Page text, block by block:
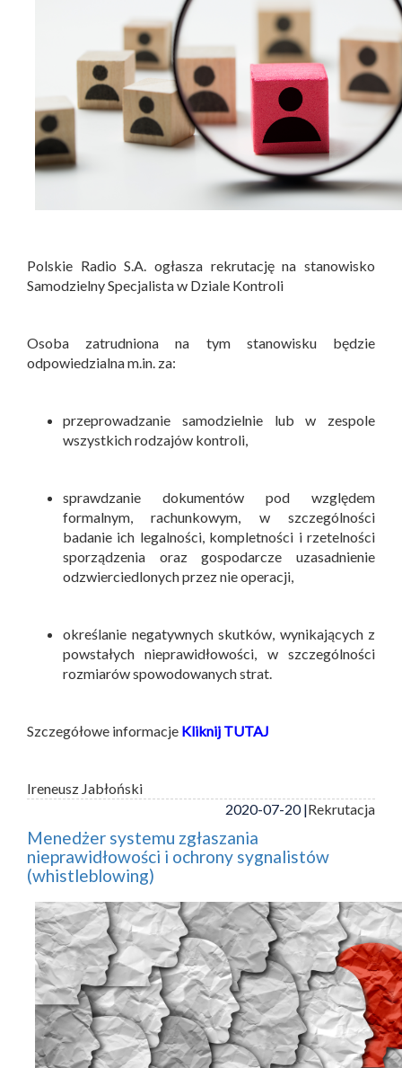
Polskie Radio S.A. ogłasza rekrutację na stanowisko
Samodzielny Specjalista w Dziale Kontroli
Osoba zatrudniona na tym stanowisku będzie
odpowiedzialna m.in. za:
przeprowadzanie samodzielnie lub w zespole
wszystkich rodzajów kontroli,
sprawdzanie dokumentów pod względem
formalnym, rachunkowym, w szczególności
badanie ich legalności, kompletności i rzetelności
sporządzenia oraz gospodarcze uzasadnienie
odzwierciedlonych przez nie operacji,
określanie negatywnych skutków, wynikających z
powstałych nieprawidłowości, w szczególności
rozmiarów spowodowanych strat.
Szczegółowe informacje Kliknij TUTAJ
Ireneusz Jabłoński
2020-07-20 |Rekrutacja
Menedżer systemu zgłaszania
nieprawidłowości i ochrony sygnalistów
(whistleblowing)